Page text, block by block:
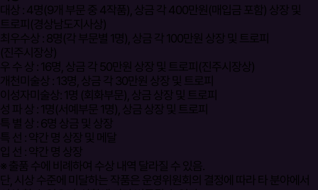
대상 : 4명(9개 부문 중 4작품), 상금 각 400만원(매입금 포함) 상장 및
트로피(경상남도지사상)
최우수상 : 8명(각 부문별 1명), 상금 각 100만원 상장 및 트로피
(진주시장상)
우 수 상 : 16명, 상금 각 50만원 상장 및 트로피(진주시장상)
개천미술상 : 13명, 상금 각 30만원 상장 및 트로피
이성자미술상: 1명 (회화부문), 상금 상장 및 트로피
성 파 상 : 1명(서예부문 1명), 상금 상장 및 트로피
특 별 상 : 6명 상금 및 상장
특 선 : 약간 명 상장 및 메달
입 선 : 약간 명 상장
※ 출품 수에 비례하여 수상 내역 달라질 수 있음.
단, 시상 수준에 미달하는 작품은 운영위원회의 결정에 따라 타 분야에서